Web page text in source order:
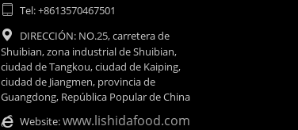
 Tel: +8613570467501

DIRECCIÓN: NO.25, carretera de
Shuibian, zona industrial de Shuibian,
ciudad de Tangkou, ciudad de Kaiping,
ciudad de Jiangmen, provincia de
Guangdong, República Popular de China
 Website:www.lishidafood.com